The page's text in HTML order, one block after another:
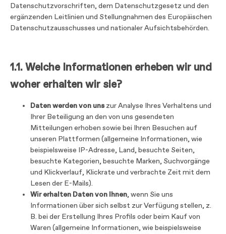
Datenschutzvorschriften, dem Datenschutzgesetz und den
ergänzenden Leitlinien und Stellungnahmen des Europäischen
Datenschutzausschusses und nationaler Aufsichtsbehörden.
1.1.Welche Informationen erheben wir und
woher erhalten wir sie?
Daten werden von uns zur Analyse Ihres Verhaltens und
Ihrer Beteiligung an den von uns gesendeten
Mitteilungen erhoben sowie bei Ihren Besuchen auf
unseren Plattformen (allgemeine Informationen, wie
beispielsweise IP-Adresse, Land, besuchte Seiten,
besuchte Kategorien, besuchte Marken, Suchvorgänge
und Klickverlauf, Klickrate und verbrachte Zeit mit dem
Lesen der E-Mails).
Wir erhalten Daten von Ihnen, wenn Sie uns
Informationen über sich selbst zur Verfügung stellen, z.
B. bei der Erstellung Ihres Profils oder beim Kauf von
Waren (allgemeine Informationen, wie beispielsweise